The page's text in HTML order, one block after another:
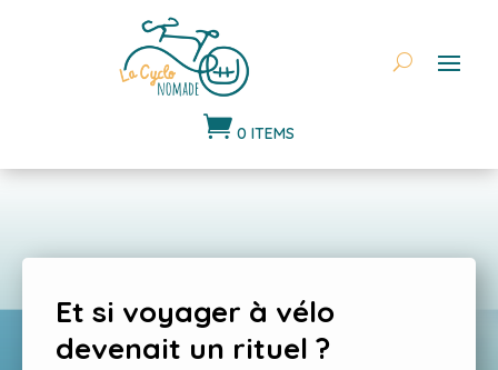
 0 ITEMS
Et si voyager à vélo
devenait un rituel ?